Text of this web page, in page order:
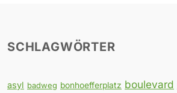
SCHLAGWÖRTER
asyl badweg bonhoefferplatz boulevard